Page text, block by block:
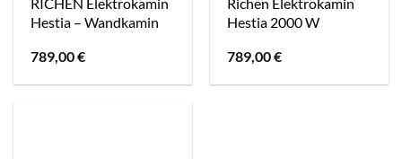
Hestia – Wandkamin
789,00€
Hestia 2000 W
789,00€